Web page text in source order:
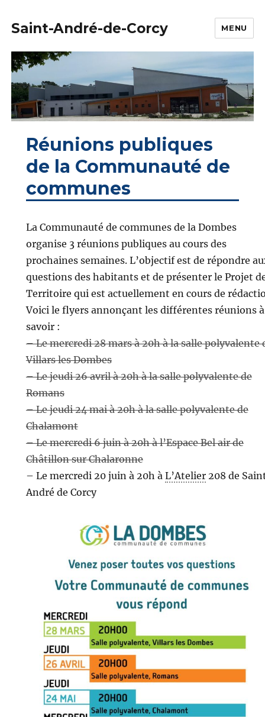
Saint-André-de-Corcy MENU
Réunions publiques
de la Communauté de
communes
La Communauté de communes de la Dombes
organise 3 réunions publiques au cours des
prochaines semaines. L’objectif est de répondre
questions des habitants et de présenter le Projet
Territoire qui est actuellement en cours de
Voici le flyers annonçant les différentes réunions à
savoir :
– Le mercredi 28 mars à 20h à la salle polyvalente
Villars les Dombes
– Le jeudi 26 avril à 20h à la salle polyvalente de
Romans
– Le jeudi 24 mai à 20h à la salle polyvalente de
Chalamont
– Le mercredi 6 juin à 20h à l’Espace Bel air de
Châtillon sur Chalaronne
– Le mercredi 20 juin à 20h à L’Atelier208 de
André de Corcy